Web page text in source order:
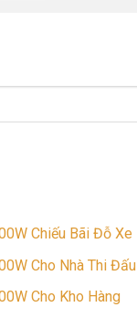
Chiếu Bãi Đỗ Xe
Cho Nhà Thi Đấu
Cho Kho Hàng